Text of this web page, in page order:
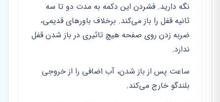
نگه دارید. فشردن این دکمه به مدت دو تا سه
ثانیه قفل را باز می‌کند. برخلاف باورهای قدیمی،
ضربه زدن روی صفحه هیچ تاثیری در باز شدن قفل
ندارد.
ساعت پس از باز شدن، آب اضافی را از خروجی
بلندگو خارج می‌کند.